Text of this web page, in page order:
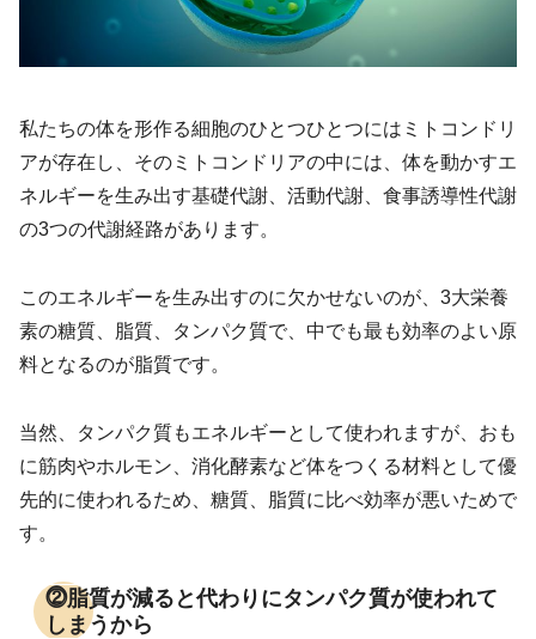
私たちの体を形作る細胞のひとつひとつにはミトコンドリ
アが存在し、そのミトコンドリアの中には、体を動かすエ
ネルギーを生み出す基礎代謝、活動代謝、食事誘導性代謝
の3つの代謝経路があります。
このエネルギーを生み出すのに欠かせないのが、3大栄養
素の糖質、脂質、タンパク質で、中でも最も効率のよい原
料となるのが脂質です。
当然、タンパク質もエネルギーとして使われますが、おも
に筋肉やホルモン、消化酵素など体をつくる材料として優
先的に使われるため、糖質、脂質に比べ効率が悪いためで
す。
⓶脂質が減ると代わりにタンパク質が使われて
しまうから